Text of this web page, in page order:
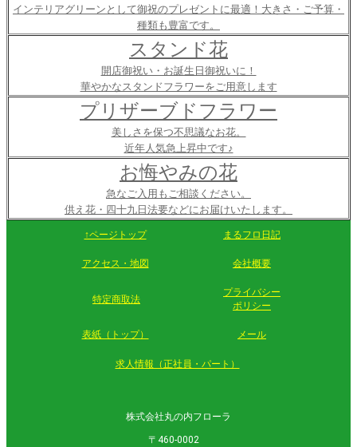
インテリアグリーンとして御祝のプレゼントに最適！大きさ・ご予算・
種類も豊富です。
スタンド花
開店御祝い・お誕生日御祝いに！
華やかなスタンドフラワーをご用意します
プリザーブドフラワー
美しさを保つ不思議なお花。
近年人気急上昇中です♪
お悔やみの花
急なご入用もご相談ください。
供え花・四十九日法要などにお届けいたします。
↑ページトップ まるフロ日記
アクセス・地図 会社概要
特定商取法
プライバシー
ポリシー
表紙（トップ） メール
求人情報（正社員・パート）
株式会社丸の内フローラ
〒460-0002